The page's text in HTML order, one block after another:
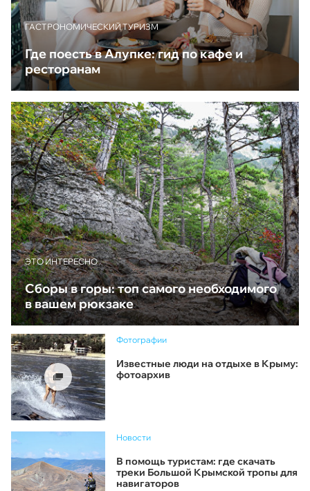
ГАСТРОНОМИЧЕСКИЙ ТУРИЗМ
Где поесть в Алупке: гид по кафе и
ресторанам
ЭТО ИНТЕРЕСНО
Сборы в горы: топ самого необходимого
в вашем рюкзаке
Фотографии
Известные люди на отдыхе в Крыму:
фотоархив
Новости
В помощь туристам: где скачать
треки Большой Крымской тропы для
навигаторов